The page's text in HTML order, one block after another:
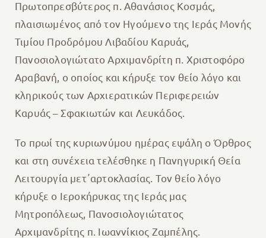
Πρωτοπρεσβύτερος π. Αθανάσιος Κοσμάς,
πλαισιωμένος από τον Ηγούμενο της Ιεράς Μονής
Τιμίου Προδρόμου Λιβαδίου Καρυάς,
Πανοσιολογιώτατο Αρχιμανδρίτη π. Χριστοφόρο
Αραβανή, ο οποίος και κήρυξε τον θείο λόγο και
κληρικούς των Αρχιερατικών Περιφερειών
Καρυάς – Σφακιωτών και Λευκάδος.
Το πρωί της κυριωνύμου ημέρας εψάλη ο Όρθρος
και στη συνέχεια τελέσθηκε η Πανηγυρική Θεία
Λειτουργία μετ᾽αρτοκλασίας. Τον θείο λόγο
κήρυξε ο Ιεροκήρυκας της Ιεράς μας
Μητροπόλεως, Πανοσιολογιώτατος
Αρχιμανδρίτης π. Ιωαννίκιος Ζαμπέλης.